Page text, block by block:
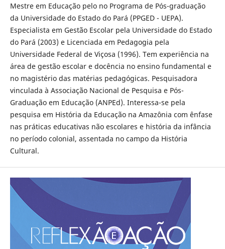
Mestre em Educação pelo no Programa de Pós-graduação
da Universidade do Estado do Pará (PPGED - UEPA).
Especialista em Gestão Escolar pela Universidade do Estado
do Pará (2003) e Licenciada em Pedagogia pela
Universidade Federal de Viçosa (1996). Tem experiência na
área de gestão escolar e docência no ensino fundamental e
no magistério das matérias pedagógicas. Pesquisadora
vinculada à Associação Nacional de Pesquisa e Pós-
Graduação em Educação (ANPEd). Interessa-se pela
pesquisa em História da Educação na Amazônia com ênfase
nas práticas educativas não escolares e história da infância
no período colonial, assentada no campo da História
Cultural.